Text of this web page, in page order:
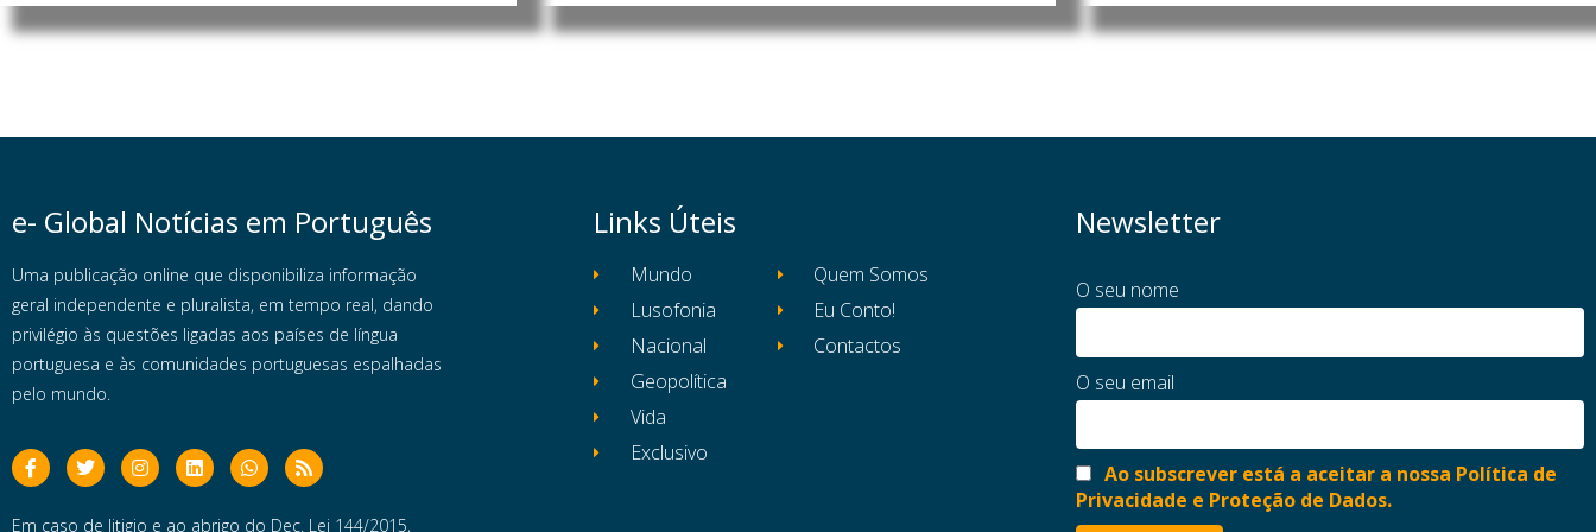
e- Global Notícias em Português
Uma publicação online que disponibiliza informação
geral independente e pluralista, em tempo real, dando
privilégio às questões ligadas aos países de língua
portuguesa e às comunidades portuguesas espalhadas
pelo mundo.
Em caso de litigio e ao abrigo do Dec. Lei 144/2015,
Links Úteis
Mundo
Lusofonia
Nacional
Geopolítica
Vida
Exclusivo
Quem Somos
Eu Conto!
Contactos
Newsletter
O seu nome
O seu email
Ao subscrever está a aceitar a nossa Política de
Privacidade e Proteção de Dados.